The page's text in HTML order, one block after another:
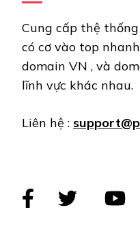
Cung cấp thệ
có cơ vào top
domain VN , và
lĩnh vực khác nhau.
Liên hệ :